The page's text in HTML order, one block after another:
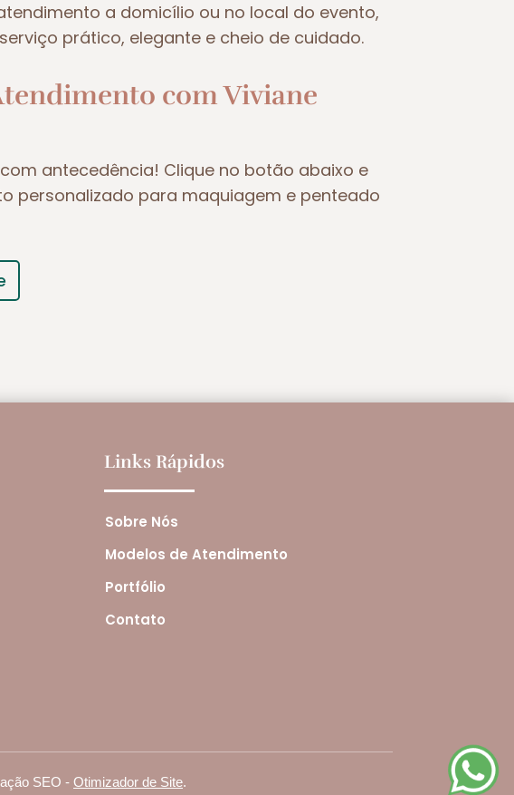
a domicílio ou no local do evento,
prático, elegante e cheio de cuidado.
com Viviane
antecedência! Clique no botão abaixo e
personalizado para maquiagem e penteado
Links Rápidos
Sobre Nós
Modelos de Atendimento
Portfólio
Contato
SEO - Otimizador de Site.